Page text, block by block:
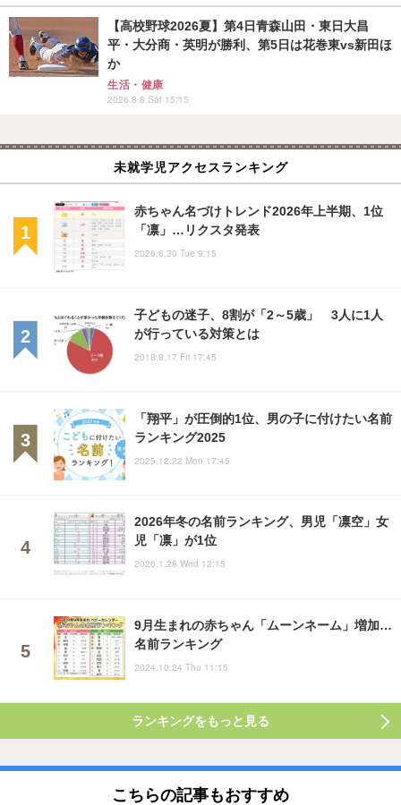
【高校野球2026夏】第4日青森山田・東日大昌
平・大分商・英明が勝利、第5日は花巻東vs新田ほ
か
生活・健康
2026.8.8 Sat 15:15
未就学児アクセスランキング
赤ちゃん名づけトレンド2026年上半期、1位
「凛」…リクスタ発表
2026.6.30 Tue 9:15
子どもの迷子、8割が「2～5歳」 3人に1人
が行っている対策とは
2018.8.17 Fri 17:45
「翔平」が圧倒的1位、男の子に付けたい名前
ランキング2025
2025.12.22 Mon 17:45
2026年冬の名前ランキング、男児「凛空」女
児「凛」が1位
2026.1.28 Wed 12:15
9月生まれの赤ちゃん「ムーンネーム」増加…
名前ランキング
2024.10.24 Thu 11:15
ランキングをもっと見る
こちらの記事もおすすめ